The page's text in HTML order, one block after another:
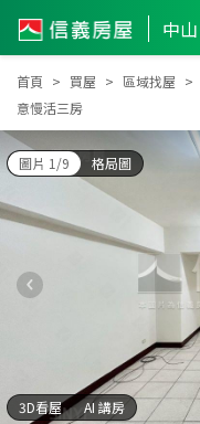
首頁 買屋 區域找屋
意慢活三房
圖片 1/9 格局圖
3D看屋 AI 講房